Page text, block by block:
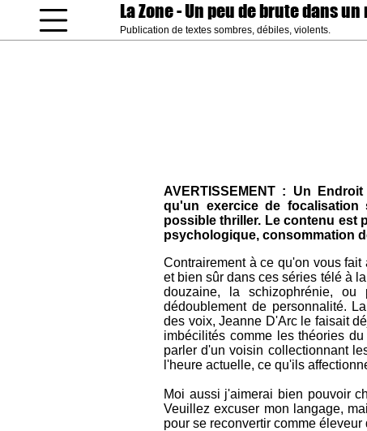
La Zone- Un peu de brute dans
Publication de textes sombres, débiles, violents.
AVERTISSEMENT : Un
qu'un exercice de
possible thriller. Le contenu est
psychologique, consommation
Contrairement à ce qu'on vous
et bien sûr dans ces séries télé à
douzaine, la schizophrénie, ou
dédoublement de personnalité.
des voix, Jeanne D'Arc le faisait
imbécilités comme les théories
parler d'un voisin collectionnant
l'heure actuelle, ce qu'ils
Moi aussi j'aimerai bien pouvoir
Veuillez excuser mon langage,
pour se reconvertir comme